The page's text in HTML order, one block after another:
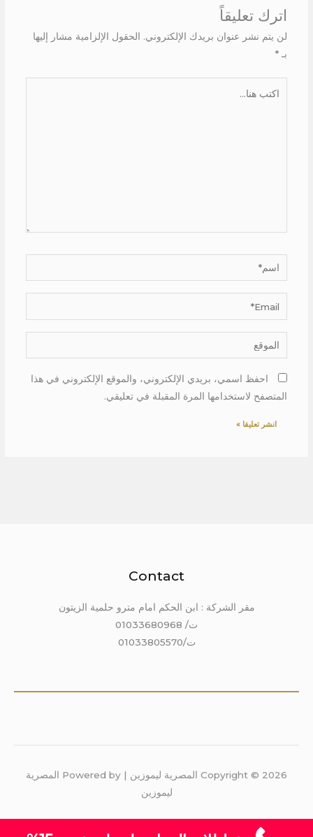
اترك تعليقاً
لن يتم نشر عنوان بريدك الإلكتروني. الحقول الإلزامية مشار إليها
بـ *
اسم*
Email*
الموقع
احفظ اسمي، بريدي الإلكتروني، والموقع الإلكتروني في هذا
المتصفح لاستخدامها المرة المقبلة في تعليقي.
Contact
مقر الشركة : ابن الحكم امام مترو حلمية الزيتون
ت/ 01033680968
ت/01033805570
Copyright © 2026 المصرية ليموزين | Powered by المصرية
ليموزين